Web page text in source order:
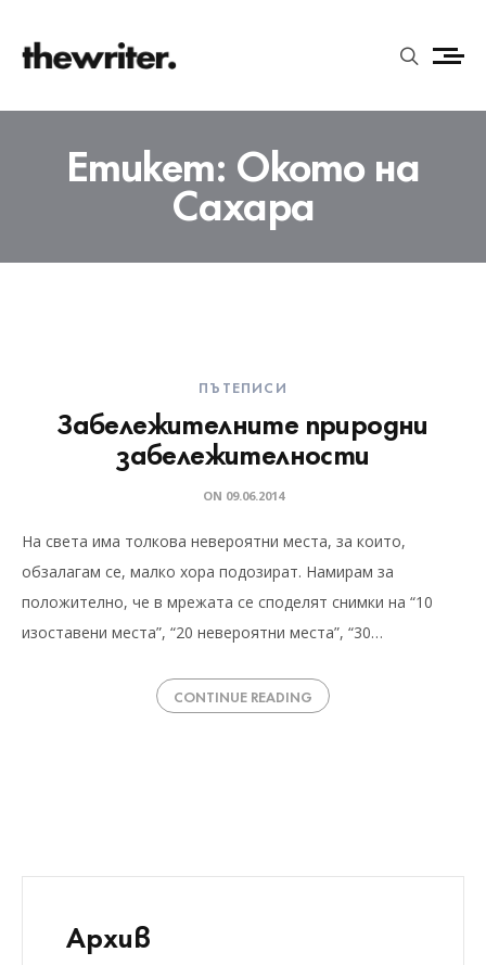
Етикет: Окото на
Сахара
ПЪТЕПИСИ
Забележителните природни
забележителности
ON 09.06.2014
На света има толкова невероятни места, за които,
обзалагам се, малко хора подозират. Намирам за
положително, че в мрежата се споделят снимки на “10
изоставени места”, “20 невероятни места”, “30…
CONTINUE READING
Архив